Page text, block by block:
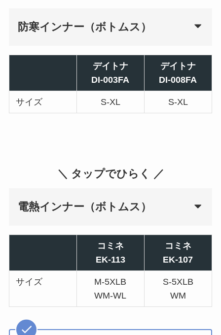
防寒インナー（ボトムス）
デイトナ
DI-003FA
デイトナ
DI-008FA
サイズ S-XL S-XL
＼ タップでひらく ／
電熱インナー（ボトムス）
コミネ
EK-113
コミネ
EK-107
サイズ
M-5XLB
WM-WL
S-5XLB
WM